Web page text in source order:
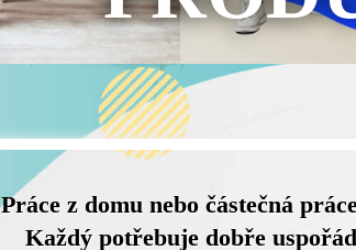
Práce z domu nebo částečná
Každý potřebuje dobře